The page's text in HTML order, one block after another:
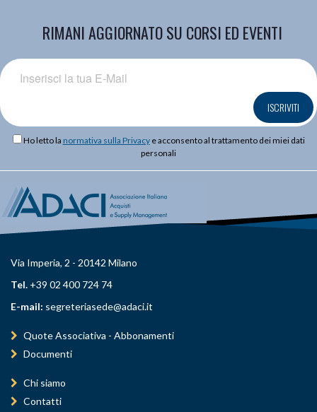
RIMANI AGGIORNATO SU CORSI ED EVENTI
ISCRIVITI
Ho letto la normativa sulla Privacye acconsento al trattamento dei miei dati
personali
Via Imperia, 2 - 20142 Milano
Tel. +39 02 400 724 74
E-mail: segreteriasede@adaci.it
Quote Associativa - Abbonamenti
Documenti
Chi siamo
Contatti